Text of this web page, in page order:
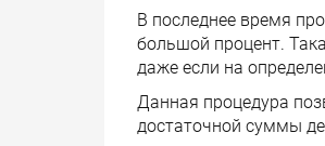
В последнее время
большой процент.
даже если на
Данная процедура
достаточной суммы